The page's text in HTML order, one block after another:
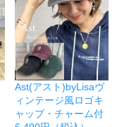
Ast(アスト)byLisaヴ
ィンテージ風ロゴキ
ャップ・チャーム付